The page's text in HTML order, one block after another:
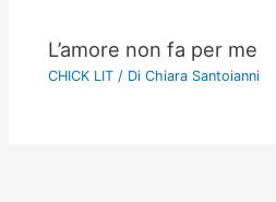
L’amore non fa per me
CHICK LIT / DiChiara Santoianni